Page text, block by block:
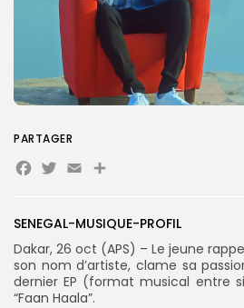
for:
SENEGAL-MUSIQUE-PROFIL
Dakar, 26 oct (APS) – Le jeune
son nom d’artiste, clame sa
dernier EP (format musical entre
“Faan Haala”.
PARTAGER
Facebook
Twitter
EmailPartager